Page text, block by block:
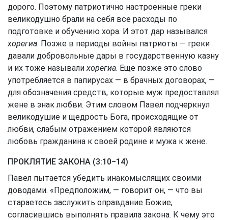
дорого. Поэтому патриотично настроенные греки
великодушно брали на себя все расходы по
подготовке и обучению хора. И этот дар назывался
хорегиа. Позже в периоды войны патриоты — греки
давали добровольные дары в государственную казну
и их тоже называлихорегиа. Еще позже это слово
употребляется в папирусах — в брачных договорах, —
для обозначения средств, которые муж предоставлял
жене в знак любви. Этим словом Павел подчеркнул
великодушие и щедрость Бога, происходящие от
любви, слабым отражением которой являются
любовь гражданина к своей родине и мужа к жене.
ПРОКЛЯТИЕ ЗАКОНА (3:10−14)
Павел пытается убедить инакомыслящих своими
доводами. «Предположим, — говорит он, — что вы
стараетесь заслужить оправдание Божие,
согласившись выполнять правила закона. К чему это